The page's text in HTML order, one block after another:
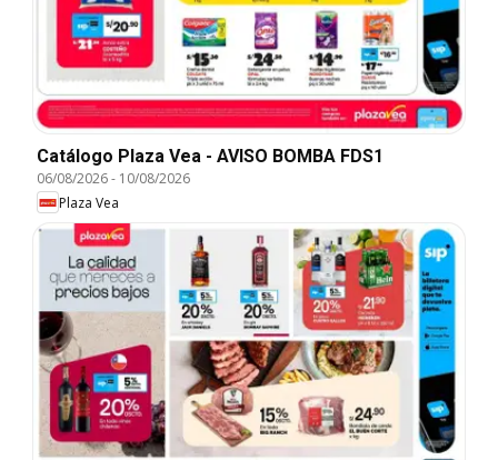
Catálogo Plaza Vea - AVISO BOMBA FDS1
06/08/2026- 10/08/2026
Plaza Vea